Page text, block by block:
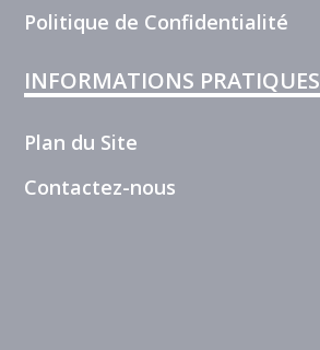
Politique de Confidentialité
INFORMATIONS PRATIQUES
Plan du Site
Contactez-nous